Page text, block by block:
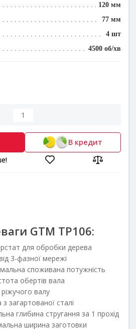
120 мм
77 мм
4 шт
4500 об/хв
В кредит
GTM TP106:
для обробки дерева
3-фазної мережі
споживана потужність
обертів вала
валу
загартованої сталі
глибина стругання за 1 прохід
ширина заготовки